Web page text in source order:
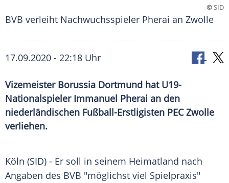
©SID
BVB verleiht Nachwuchsspieler Pherai an Zwolle
17.09.2020 - 22:18 Uhr
Vizemeister Borussia Dortmund hat U19-
Nationalspieler Immanuel Pherai an den
niederländischen Fußball-Erstligisten PEC Zwolle
verliehen.
Köln (SID) - Er soll in seinem Heimatland nach
Angaben des BVB "möglichst viel Spielpraxis"